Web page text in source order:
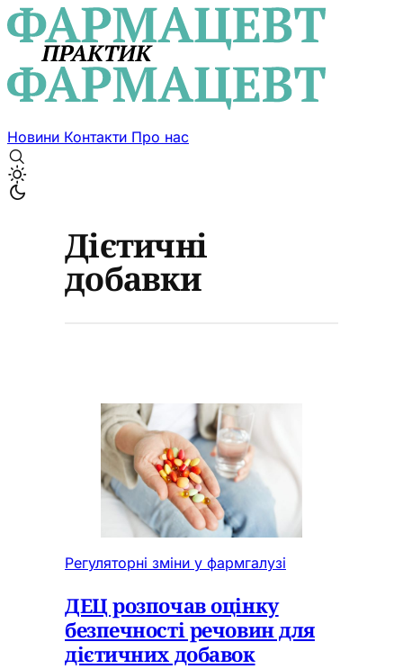
Новини Контакти Про нас
Дієтичні
добавки
Регуляторні зміни у фармгалузі
ДЕЦ розпочав оцінку
безпечності речовин для
дієтичних добавок